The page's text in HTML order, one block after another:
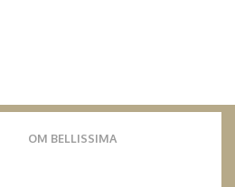
OM BELLISSIMA